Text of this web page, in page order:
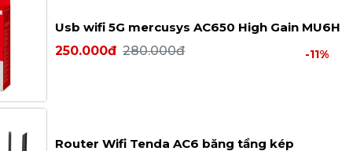
Usb wifi 5G mercusys AC650 High Gain MU6H
250.000đ 280.000đ -11%
Router Wifi Tenda AC6 băng tầng kép